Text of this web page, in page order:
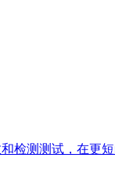
检测测试，在更